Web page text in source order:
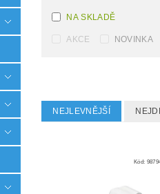
NA SKLADĚ
AKCE NOVINKA
NEJLEVNĚJŠÍ
Kód: